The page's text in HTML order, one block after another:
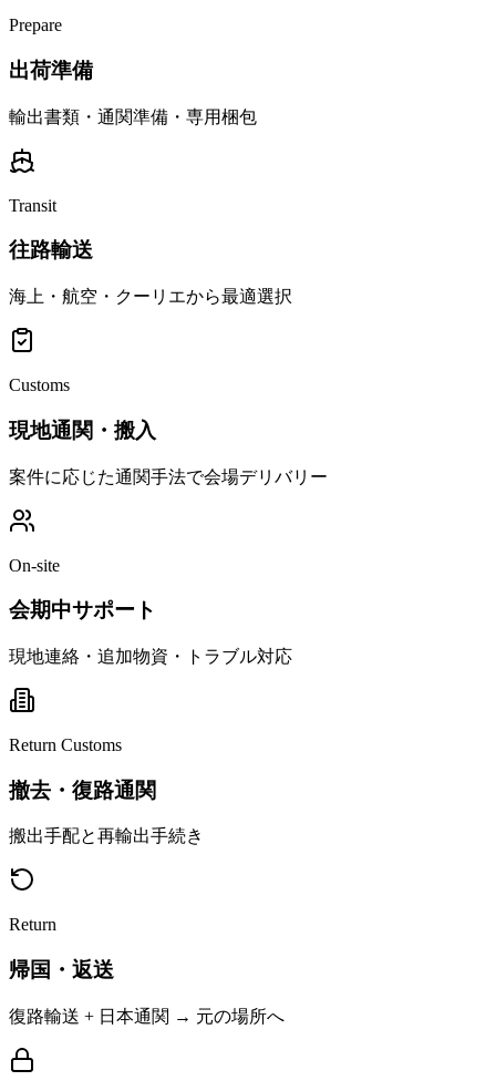
Prepare
出荷準備
輸出書類・通関準備・専用梱包
Transit
往路輸送
海上・航空・クーリエから最適選択
Customs
現地通関・搬入
案件に応じた通関手法で会場デリバリー
On-site
会期中サポート
現地連絡・追加物資・トラブル対応
Return Customs
撤去・復路通関
搬出手配と再輸出手続き
Return
帰国・返送
復路輸送 + 日本通関 → 元の場所へ